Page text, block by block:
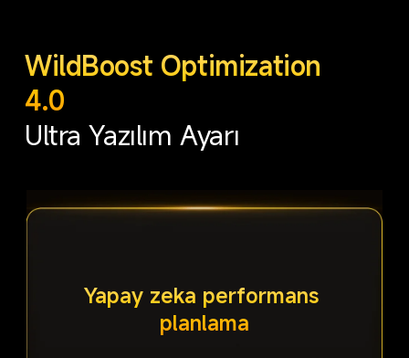
WildBoost Optimization
4.0
Ultra Yazılım Ayarı
Yapay zeka performans
planlama
Süper çözünürlük işleme
Doğal görüntü kalitesinin ötesinde üstün görsel